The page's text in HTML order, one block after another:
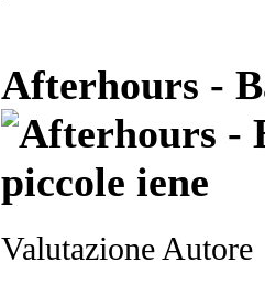
Afterhours -
Valutazione Autore